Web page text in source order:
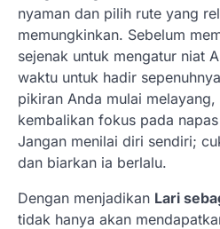
nyaman dan pilih rute yang
memungkinkan. Sebelum
sejenak untuk mengatur niat
waktu untuk hadir
pikiran Anda mulai
kembalikan fokus pada
Jangan menilai diri sendiri;
dan biarkan ia berlalu.
Dengan menjadikan Lari
tidak hanya akan